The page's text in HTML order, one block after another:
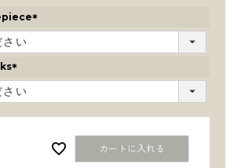
(
(
必
カートに入れる